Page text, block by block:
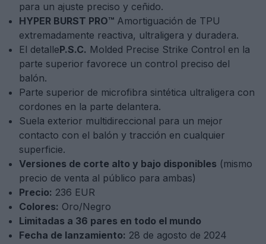
para un ajuste preciso y ceñido.
HYPER BURST PRO™ Amortiguación de TPU
extremadamente reactiva, ultraligera y duradera.
El detalleP.S.C. Molded Precise Strike Control en la
parte superior favorece un control preciso del
balón.
Parte superior de microfibra sintética ultraligera con
cordones en la parte delantera.
Suela exterior multidireccional para un mejor
contacto con el balón y tracción en cualquier
superficie.
Versiones de corte alto y bajo disponibles (mismo
precio de venta al público para ambas)
Precio: 236 EUR
Colores: Oro/Negro
Limitadas a 36 pares en todo el mundo
Fecha de lanzamiento: 28 de agosto de 2024